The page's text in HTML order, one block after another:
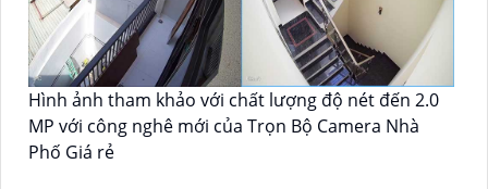
Hình ảnh tham khảo với chất lượng độ nét đến 2.0
MP với công nghê mới của Trọn Bộ Camera Nhà
Phố Giá rẻ